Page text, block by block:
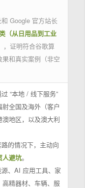
Google 官方站长
（从日用品到工业
，证明符合谷歌算
和真实案例（非空
“本地 / 线下服务”
全国及海外（客户
地区，以及澳大利
的情况下，主动向
人避坑。
、AI 应用工具、家
精器材、车辆、服